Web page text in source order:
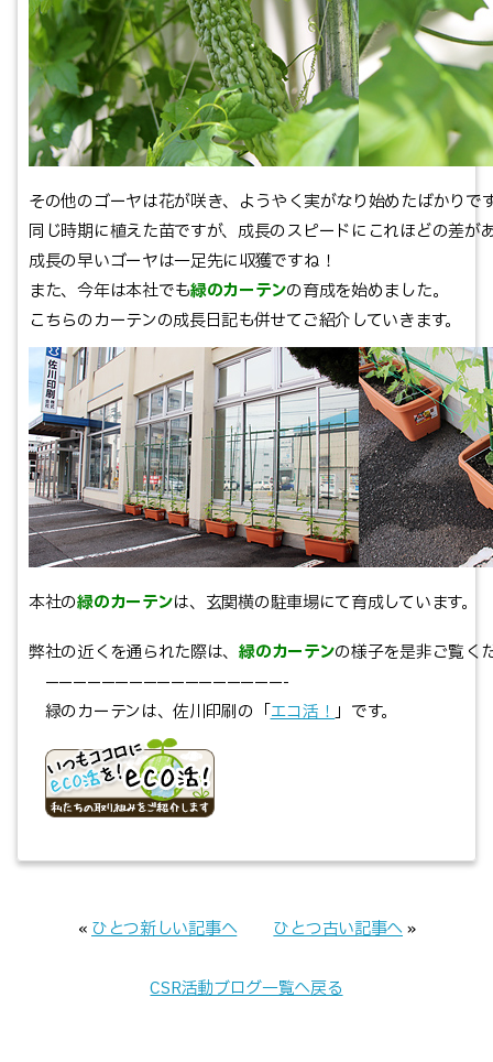
その他のゴーヤは花が咲き、ようやく実がなり始めたばかりで
同じ時期に植えた苗ですが、成長のスピードにこれほどの差が
成長の早いゴーヤは一足先に収獲ですね！
また、今年は本社でも緑のカーテンの育成を始めました。
こちらのカーテンの成長日記も併せてご紹介していきます。
本社の緑のカーテンは、玄関横の駐車場にて育成しています。
弊社の近くを通られた際は、緑のカーテンの様子を是非ご覧く
—————————————————-
緑のカーテンは、佐川印刷の「エコ活！」です。
«ひとつ新しい記事へ ひとつ古い記事へ»
CSR活動ブログ一覧へ戻る